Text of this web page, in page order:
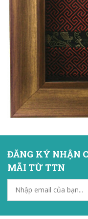
ĐĂNG KÝ NHẬN
MÃI TỪ TTN